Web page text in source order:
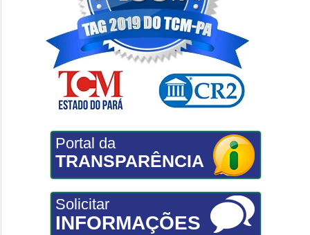
Portal da
TRANSPARÊNCIA
Solicitar
INFORMAÇÕES